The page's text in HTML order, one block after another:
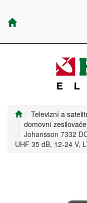
Televizní a
domovní
Johansson 7332
UHF 35 dB, 12-24 V,